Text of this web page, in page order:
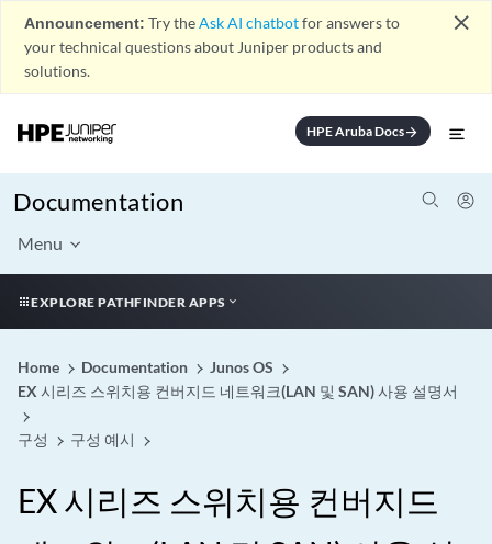
Announcement: Try theAsk AI chatbotfor answers to
your technical questions about Juniper products and
solutions.
close
HPE Aruba Docsarrow_forward
Documentation
Menu
EXPLORE PATHFINDER APPS
Home Documentation
Junos OS
EX 시리즈 스위치용 컨버지드 네트워크(LAN 및 SAN) 사용 설명서
구성 구성 예시
EX 시리즈 스위치용 컨버지드